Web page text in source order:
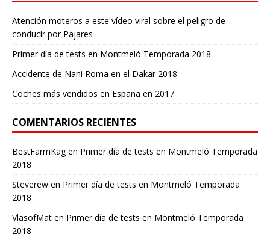
Atención moteros a este vídeo viral sobre el peligro de
conducir por Pajares
Primer día de tests en Montmeló Temporada 2018
Accidente de Nani Roma en el Dakar 2018
Coches más vendidos en España en 2017
COMENTARIOS RECIENTES
BestFarmKagen Primer día de tests en Montmeló Temporada
2018
Steverew en Primer día de tests en Montmeló Temporada
2018
VlasofMat en Primer día de tests en Montmeló Temporada
2018